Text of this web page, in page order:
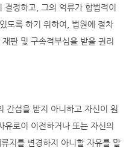
정하고, 그의 억류가 합법적이
도록 하기 위하여, 법원에 절차
판 및 구속적부심을 받을 권리
간섭을 받지 아니하고 자신이 원
로이 이전하거나 또는 자신의
지를 변경하지 아니할 자유를 말